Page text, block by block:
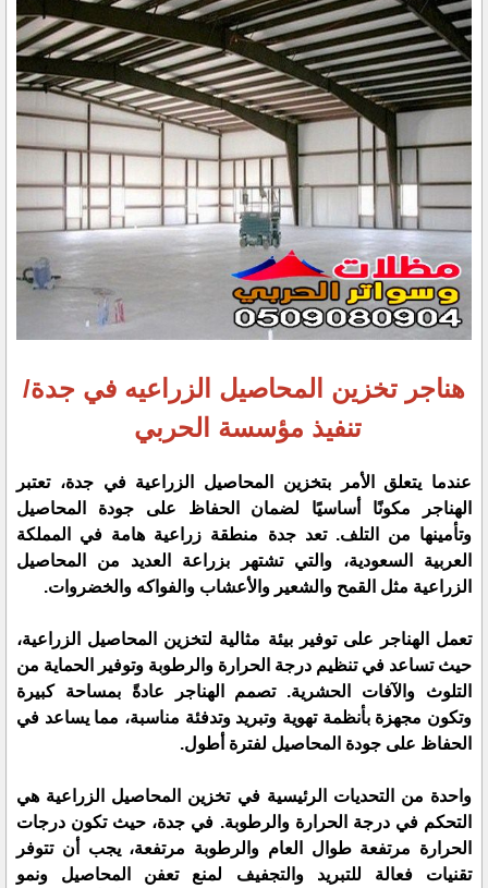
هناجر تخزين المحاصيل الزراعيه في جدة/
تنفيذ مؤسسة الحربي
عندما يتعلق الأمر بتخزين المحاصيل الزراعية في جدة، تعتبر
الهناجر مكونًا أساسيًا لضمان الحفاظ على جودة المحاصيل
وتأمينها من التلف. تعد جدة منطقة زراعية هامة في المملكة
العربية السعودية، والتي تشتهر بزراعة العديد من المحاصيل
الزراعية مثل القمح والشعير والأعشاب والفواكه والخضروات.
تعمل الهناجر على توفير بيئة مثالية لتخزين المحاصيل الزراعية،
حيث تساعد في تنظيم درجة الحرارة والرطوبة وتوفير الحماية من
التلوث والآفات الحشرية. تصمم الهناجر عادةً بمساحة كبيرة
وتكون مجهزة بأنظمة تهوية وتبريد وتدفئة مناسبة، مما يساعد في
الحفاظ على جودة المحاصيل لفترة أطول.
واحدة من التحديات الرئيسية في تخزين المحاصيل الزراعية هي
التحكم في درجة الحرارة والرطوبة. في جدة، حيث تكون درجات
الحرارة مرتفعة طوال العام والرطوبة مرتفعة، يجب أن تتوفر
تقنيات فعالة للتبريد والتجفيف لمنع تعفن المحاصيل ونمو